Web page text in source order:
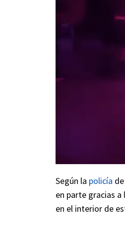
Según la policía de
en parte gracias a
en el interior de